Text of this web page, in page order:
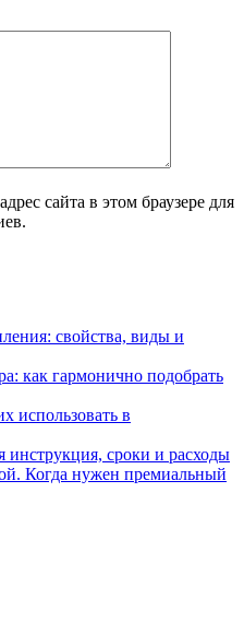
сайта в этом браузере для
свойства, виды и
как гармонично подобрать
использовать в
сроки и расходы
Когда нужен премиальный